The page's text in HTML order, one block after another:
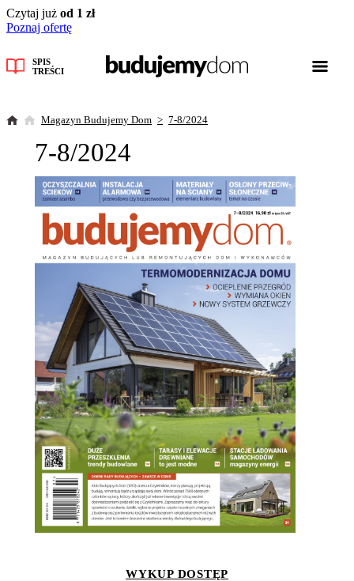
Czytaj już od 1 zł
Poznaj ofertę
SPIS
TREŚCI
Magazyn Budujemy Dom 7-8/2024
7-8/2024
WYKUP DOSTĘP